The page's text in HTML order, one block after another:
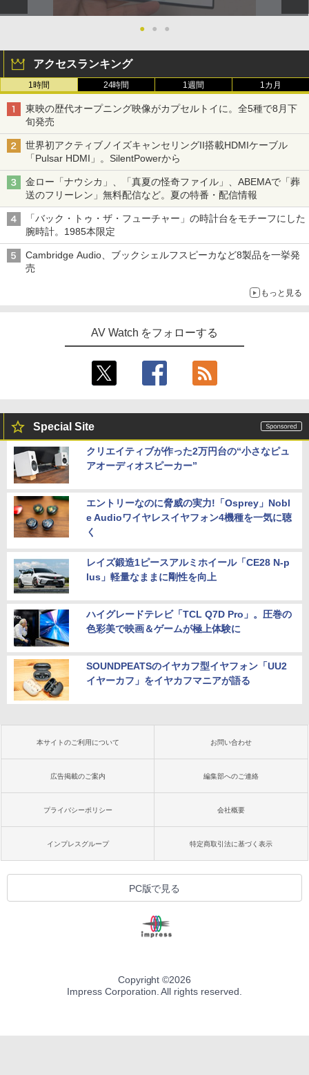
● ● ●
アクセスランキング
1時間 24時間 1週間 1カ月
東映の歴代オープニング映像がカプセルトイに。全5種で8月下
旬発売
世界初アクティブノイズキャンセリングII搭載HDMIケーブル
「Pulsar HDMI」。SilentPowerから
金ロー「ナウシカ」、「真夏の怪奇ファイル」、ABEMAで「葬
送のフリーレン」無料配信など。夏の特番・配信情報
「バック・トゥ・ザ・フューチャー」の時計台をモチーフにした
腕時計。1985本限定
Cambridge Audio、ブックシェルフスピーカなど8製品を一挙発
売
もっと見る
AV Watch をフォローする
Special Site
クリエイティブが作った2万円台の“小さなピュ
アオーディオスピーカー”
エントリーなのに脅威の実力!「Osprey」Nobl
e Audioワイヤレスイヤフォン4機種を一気に聴
く
レイズ鍛造1ピースアルミホイール「CE28 N-p
lus」軽量なままに剛性を向上
ハイグレードテレビ「TCL Q7D Pro」。圧巻の
色彩美で映画＆ゲームが極上体験に
SOUNDPEATSのイヤカフ型イヤフォン「UU2
イヤーカフ」をイヤカフマニアが語る
本サイトのご利用について お問い合わせ
広告掲載のご案内 編集部へのご連絡
プライバシーポリシー 会社概要
インプレスグループ 特定商取引法に基づく表示
PC版で見る
Copyright ©2026
Impress Corporation. All rights reserved.